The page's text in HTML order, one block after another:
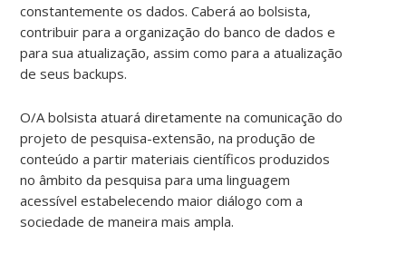
constantemente os dados. Caberá ao bolsista,
contribuir para a organização do banco de dados e
para sua atualização, assim como para a atualização
de seus backups.
O/A bolsista atuará diretamente na comunicação do
projeto de pesquisa-extensão, na produção de
conteúdo a partir materiais científicos produzidos
no âmbito da pesquisa para uma linguagem
acessível estabelecendo maior diálogo com a
sociedade de maneira mais ampla.